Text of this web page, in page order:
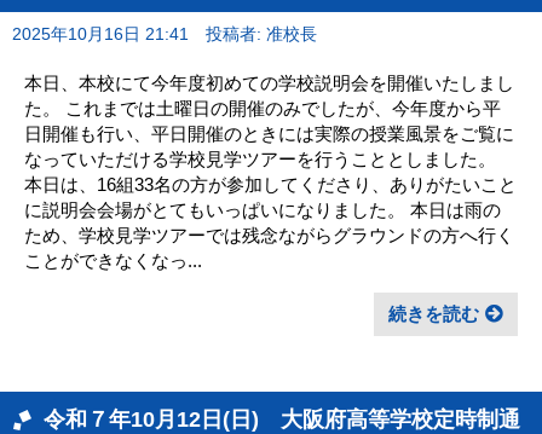
2025年10月16日 21:41 投稿者: 准校長
本日、本校にて今年度初めての学校説明会を開催いたしまし
た。 これまでは土曜日の開催のみでしたが、今年度から平
日開催も行い、平日開催のときには実際の授業風景をご覧に
なっていただける学校見学ツアーを行うこととしました。
本日は、16組33名の方が参加してくださり、ありがたいこと
に説明会会場がとてもいっぱいになりました。 本日は雨の
ため、学校見学ツアーでは残念ながらグラウンドの方へ行く
ことができなくなっ...
続きを読む
令和７年10月12日(日) 大阪府高等学校定時制通